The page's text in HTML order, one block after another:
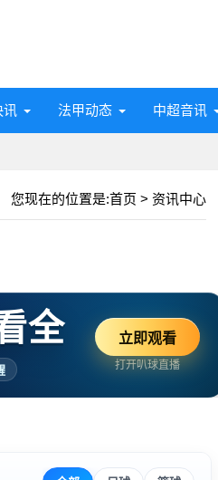
讯 法甲动态 中超音讯
您现在的位置是:首页 > 资讯中心
全 立即观看
打开叭球直播